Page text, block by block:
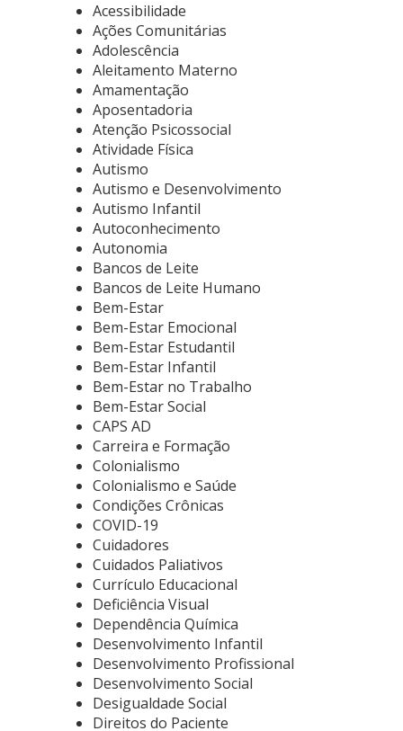
Acessibilidade
Ações Comunitárias
Adolescência
Aleitamento Materno
Amamentação
Aposentadoria
Atenção Psicossocial
Atividade Física
Autismo
Autismo e Desenvolvimento
Autismo Infantil
Autoconhecimento
Autonomia
Bancos de Leite
Bancos de Leite Humano
Bem-Estar
Bem-Estar Emocional
Bem-Estar Estudantil
Bem-Estar Infantil
Bem-Estar no Trabalho
Bem-Estar Social
CAPS AD
Carreira e Formação
Colonialismo
Colonialismo e Saúde
Condições Crônicas
COVID-19
Cuidadores
Cuidados Paliativos
Currículo Educacional
Deficiência Visual
Dependência Química
Desenvolvimento Infantil
Desenvolvimento Profissional
Desenvolvimento Social
Desigualdade Social
Direitos do Paciente